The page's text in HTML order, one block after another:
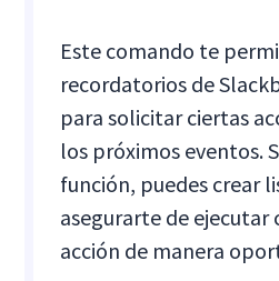
Este comando te
recordatorios de
para solicitar ciertas
los próximos eventos.
función, puedes crear
asegurarte de
acción de manera